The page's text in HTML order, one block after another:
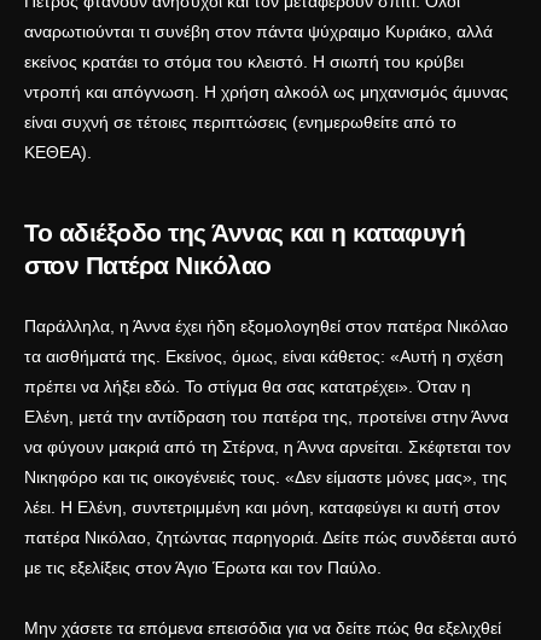
αναρωτιούνται τι συνέβη στον πάντα ψύχραιμο Κυριάκο, αλλά
εκείνος κρατάει το στόμα του κλειστό. Η σιωπή του κρύβει
ντροπή και απόγνωση. Η χρήση αλκοόλ ως μηχανισμός άμυνας
είναι συχνή σε τέτοιες περιπτώσεις (ενημερωθείτε από το
ΚΕΘΕΑ).
Το αδιέξοδο της Άννας και η καταφυγή
στον Πατέρα Νικόλαο
Παράλληλα, η Άννα έχει ήδη εξομολογηθεί στον πατέρα Νικόλαο
τα αισθήματά της. Εκείνος, όμως, είναι κάθετος: «Αυτή η σχέση
πρέπει να λήξει εδώ. Το στίγμα θα σας κατατρέχει». Όταν η
Ελένη, μετά την αντίδραση του πατέρα της, προτείνει στην Άννα
να φύγουν μακριά από τη Στέρνα, η Άννα αρνείται. Σκέφτεται τον
Νικηφόρο και τις οικογένειές τους. «Δεν είμαστε μόνες μας», της
λέει. Η Ελένη, συντετριμμένη και μόνη, καταφεύγει κι αυτή στον
πατέρα Νικόλαο, ζητώντας παρηγοριά. Δείτε πώς συνδέεται αυτό
με τις εξελίξεις στονΆγιο Έρωτα και τον Παύλο.
Μην χάσετε τα επόμενα επεισόδια για να δείτε πώς θα εξελιχθεί